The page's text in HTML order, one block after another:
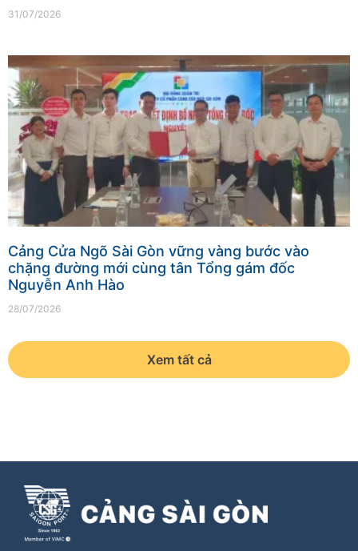
31/07/2026
Cảng Cửa Ngõ Sài Gòn vững vàng bước vào
chặng đường mới cùng tân Tổng gám đốc
Nguyễn Anh Hào
28/07/2026
Xem tất cả